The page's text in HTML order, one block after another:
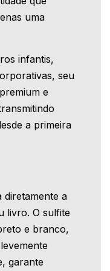
uma
infantis,
seu
e
a primeira
diretamente a
livro. O sulfite
e branco,
garante